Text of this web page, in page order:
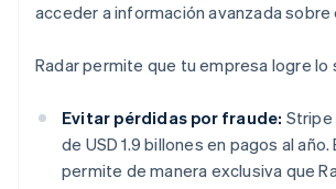
acceder a información avanzada sobre
Radar permite que tu empresa logre lo
Evitar pérdidas por fraude: Stripe
de USD 1.9 billones en pagos al
permite de manera exclusiva que